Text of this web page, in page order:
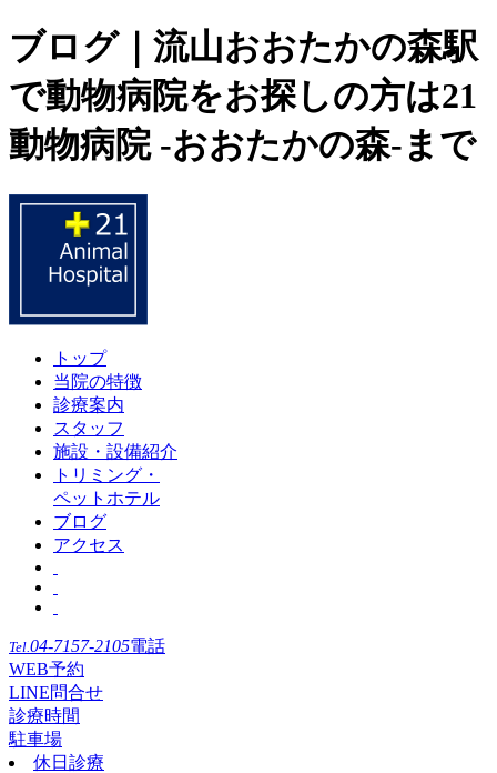
ブログ｜流山おおたかの森駅
で動物病院をお探しの方は21
動物病院 -おおたかの森-まで
トップ
当院の特徴
診療案内
スタッフ
施設・設備紹介
トリミング・
ペットホテル
ブログ
アクセス
Tel. 04-7157-2105電話
WEB予約
LINE問合せ
診療時間
駐車場
休日診療